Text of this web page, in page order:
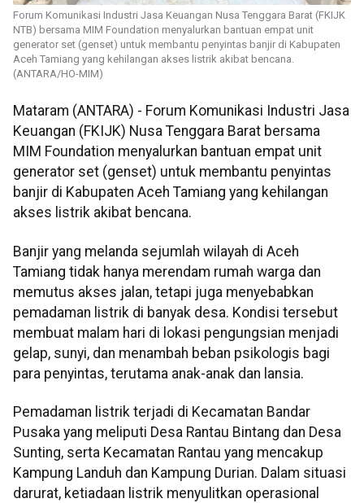
Forum Komunikasi Industri Jasa Keuangan Nusa Tenggara Barat (FKIJK
NTB) bersama MIM Foundation menyalurkan bantuan empat unit
generator set (genset) untuk membantu penyintas banjir di Kabupaten
Aceh Tamiang yang kehilangan akses listrik akibat bencana.
(ANTARA/HO-MIM)
Mataram (ANTARA) - Forum Komunikasi Industri Jasa
Keuangan (FKIJK) Nusa Tenggara Barat bersama
MIM Foundation menyalurkan bantuan empat unit
generator set (genset) untuk membantu penyintas
banjir di Kabupaten Aceh Tamiang yang kehilangan
akses listrik akibat bencana.
Banjir yang melanda sejumlah wilayah di Aceh
Tamiang tidak hanya merendam rumah warga dan
memutus akses jalan, tetapi juga menyebabkan
pemadaman listrik di banyak desa. Kondisi tersebut
membuat malam hari di lokasi pengungsian menjadi
gelap, sunyi, dan menambah beban psikologis bagi
para penyintas, terutama anak-anak dan lansia.
Pemadaman listrik terjadi di Kecamatan Bandar
Pusaka yang meliputi Desa Rantau Bintang dan Desa
Sunting, serta Kecamatan Rantau yang mencakup
Kampung Landuh dan Kampung Durian. Dalam situasi
darurat, ketiadaan listrik menyulitkan operasional